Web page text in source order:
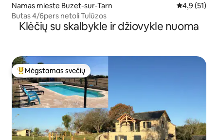
Namas mieste Buzet-sur-Tarn Vidutinis
4,9 (51)
Butas 4/6pers netoli Tulūzos
Klėčių su skalbykle ir džiovykle nuoma
Svečių mėgstamiausias
Mėgstamas svečių